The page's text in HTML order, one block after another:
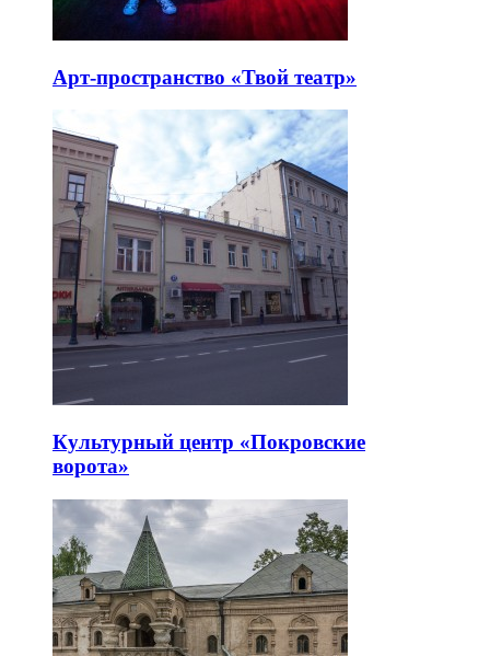
Арт-пространство «Твой театр»
Культурный центр «Покровские
ворота»